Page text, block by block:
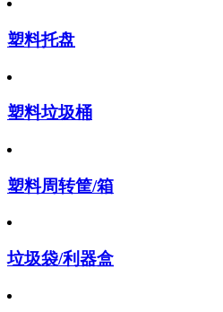
塑料托盘
塑料垃圾桶
塑料周转筐/箱
垃圾袋/利器盒